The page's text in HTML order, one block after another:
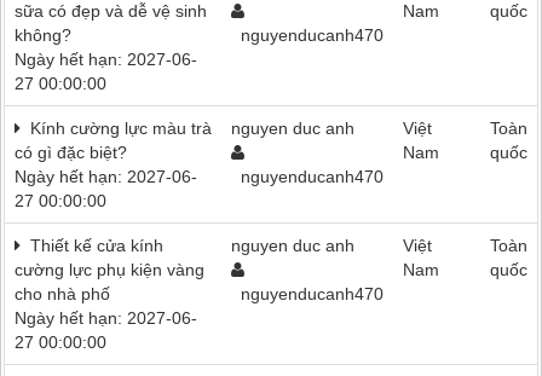
sữa có đẹp và dễ vệ sinh
không?
Ngày hết hạn: 2027-06-
27 00:00:00
nguyenducanh470
Nam
quốc
Kính cường lực màu trà
có gì đặc biệt?
Ngày hết hạn: 2027-06-
27 00:00:00
nguyen duc anh
nguyenducanh470
Việt
Nam
Toàn
quốc
Thiết kế cửa kính
cường lực phụ kiện vàng
cho nhà phố
Ngày hết hạn: 2027-06-
27 00:00:00
nguyen duc anh
nguyenducanh470
Việt
Nam
Toàn
quốc